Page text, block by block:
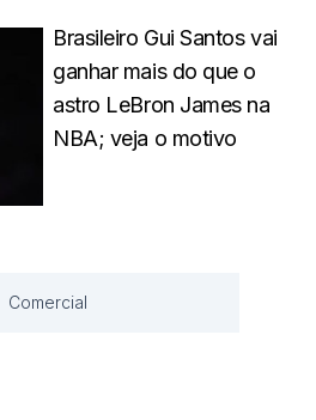
Brasileiro Gui Santos vai
ganhar mais do que o
astro LeBron James na
NBA; veja o motivo
Comercial